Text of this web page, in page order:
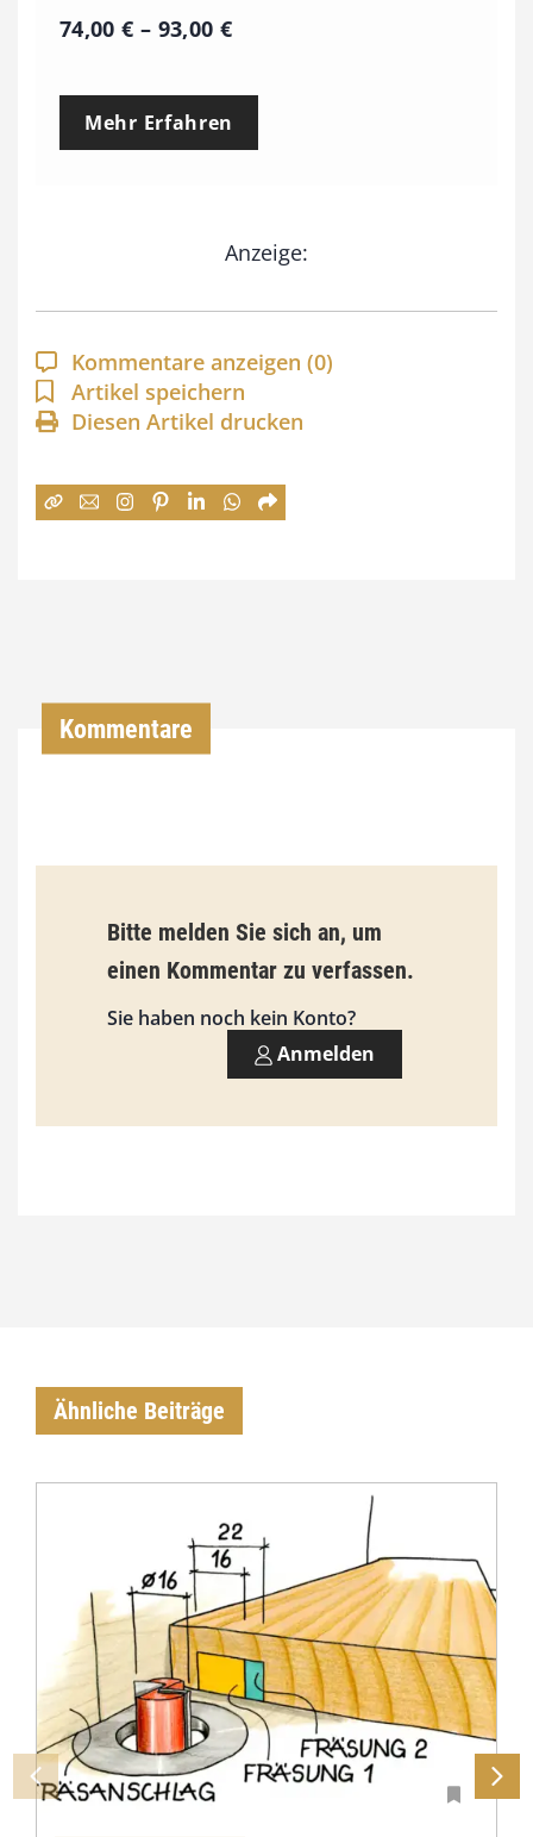
74,00€ – 93,00 €P
e
p
n
e
7
4
9
,
0
0
Mehr Erfahren
Anzeige:
Kommentare anzeigen (0)
Artikel speichern
Diesen Artikel drucken
Kommentare
Bitte melden Sie sich an, um
einen Kommentar zu verfassen.
Sie haben noch kein Konto?
Anmelden
Ähnliche Beiträge